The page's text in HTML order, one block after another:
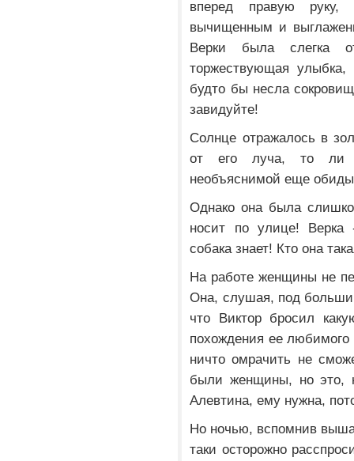
вперед правую
вычищенным и
Верки была слегка
торжествующая
будто бы несла
завидуйте!
Солнце отражалось в
от его луча, то ли
необъяснимой еще
Однако она была
носит по улице! Верка
собака знает! Кто она
На работе женщины не
Она, слушая, под
что Виктор бросил
похождения ее
ничто омрачить не
были женщины, но это,
Алевтина, ему нужна,
Но ночью, вспомнив
таки осторожно